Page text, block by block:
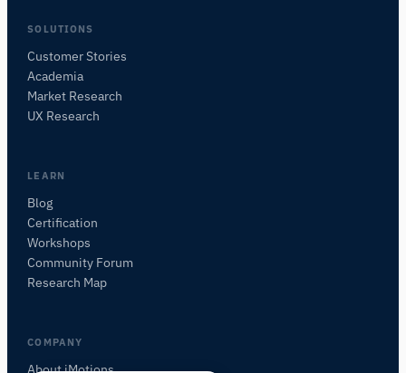
SOLUTIONS
Customer Stories
Academia
Market Research
UX Research
LEARN
Blog
Certification
Workshops
Community Forum
Research Map
COMPANY
About iMotions
研究方法、製品、センサー、SDK、リソースに
このページについて質問
このページは何についてですか？